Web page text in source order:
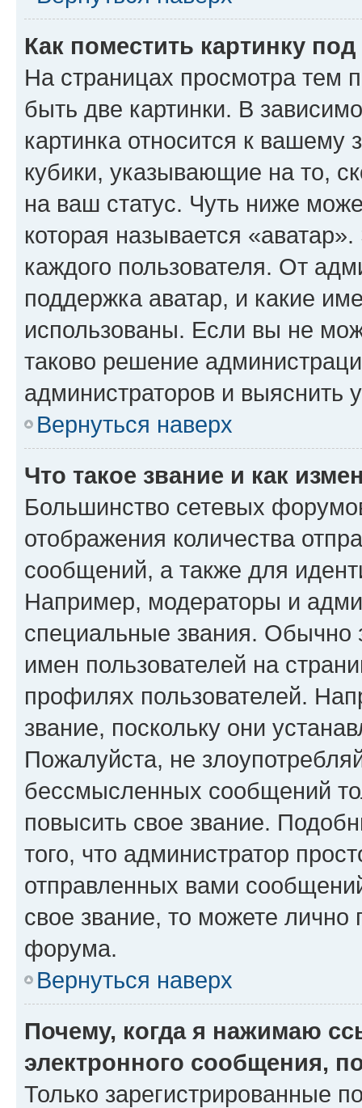
Как поместить картинку
На страницах просмотра тем
быть две картинки. В
картинка относится к
кубики, указывающие на то,
на ваш статус. Чуть ниже
которая называется
каждого пользователя. От
поддержка аватар, и какие
использованы. Если вы не
таково решение
администраторов и выяснить
Вернуться наверх
Что такое звание и как
Большинство сетевых
отображения количества
сообщений, а также для
Например, модераторы и
специальные звания. Обычно
имен пользователей на
профилях пользователей.
звание, поскольку они
Пожалуйста, не
бессмысленных сообщений
повысить свое звание.
того, что администратор
отправленных вами
свое звание, то можете лично
форума.
Вернуться наверх
Почему, когда я нажимаю
электронного сообщения,
Только зарегистрированные